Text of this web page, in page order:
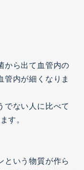
から出て血管内の
管内が細くなりま
でない人に比べて
す。
という物質が作ら